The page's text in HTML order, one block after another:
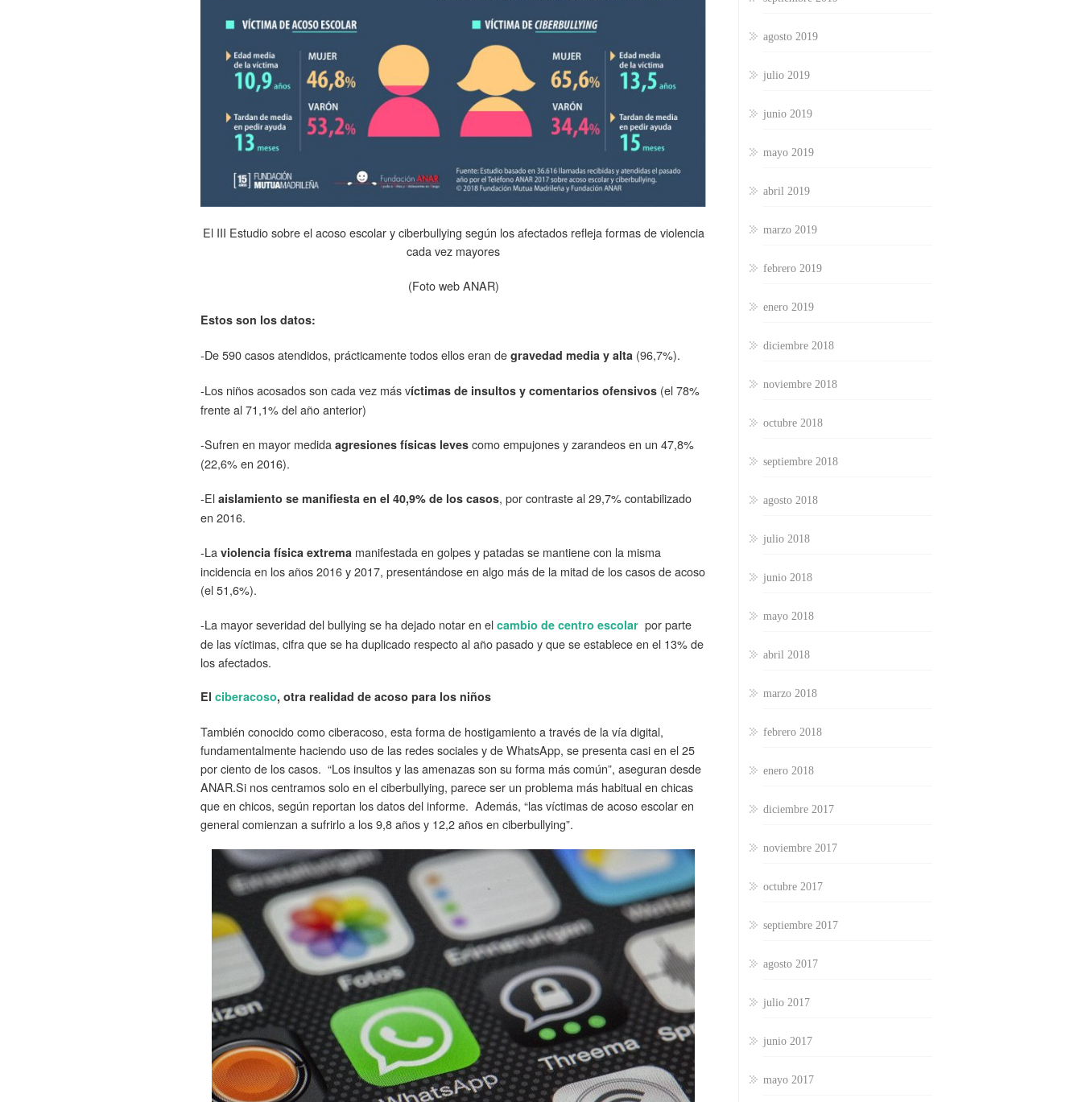
El III Estudio sobre el acoso escolar y ciberbullying según los afectados refleja formas de violencia
cada vez mayores
(Foto web ANAR)
Estos son los datos:
-De 590 casos atendidos, prácticamente todos ellos eran de gravedad media y alta (96,7%).
-Los niños acosados son cada vez más víctimas de insultos y comentarios ofensivos (el 78%
frente al 71,1% del año anterior)
-Sufren en mayor medida agresiones físicas leves como empujones y zarandeos en un 47,8%
(22,6% en 2016).
-El aislamiento se manifiesta en el 40,9% de los casos, por contraste al 29,7% contabilizado
en 2016.
-La violencia física extrema manifestada en golpes y patadas se mantiene con la misma
incidencia en los años 2016 y 2017, presentándose en algo más de la mitad de los casos de acoso
(el 51,6%).
-La mayor severidad del bullying se ha dejado notar en el cambio de centro escolar por parte
de las víctimas, cifra que se ha duplicado respecto al año pasado y que se establece en el 13% de
los afectados.
El ciberacoso, otra realidad de acoso para los niños
También conocido como ciberacoso, esta forma de hostigamiento a través de la vía digital,
fundamentalmente haciendo uso de las redes sociales y de WhatsApp, se presenta casi en el 25
por ciento de los casos. “Los insultos y las amenazas son su forma más común”, aseguran desde
ANAR.Si nos centramos solo en el ciberbullying, parece ser un problema más habitual en chicas
que en chicos, según reportan los datos del informe. Además, “las víctimas de acoso escolar en
general comienzan a sufrirlo a los 9,8 años y 12,2 años en ciberbullying”.
agosto 2019
julio 2019
junio 2019
mayo 2019
abril 2019
marzo 2019
febrero 2019
enero 2019
diciembre 2018
noviembre 2018
octubre 2018
septiembre 2018
agosto 2018
julio 2018
junio 2018
mayo 2018
abril 2018
marzo 2018
febrero 2018
enero 2018
diciembre 2017
noviembre 2017
octubre 2017
septiembre 2017
agosto 2017
julio 2017
junio 2017
mayo 2017